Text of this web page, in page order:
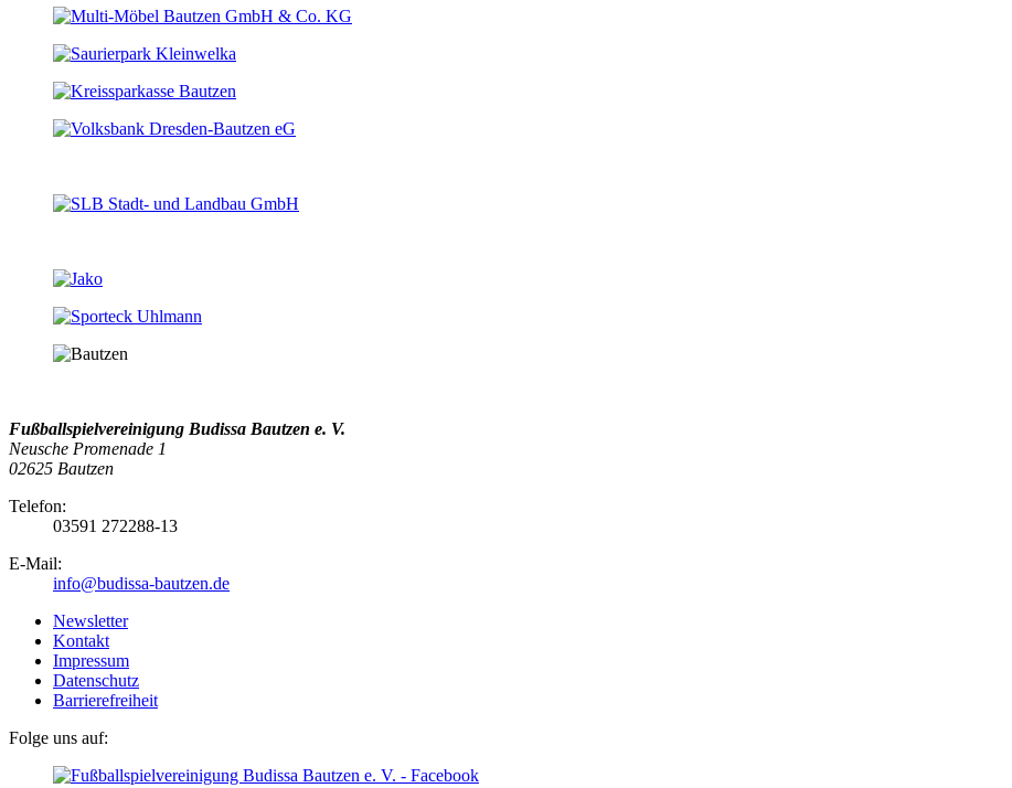
Fußballspielvereinigung Budissa Bautzen e. V.
Neusche Promenade 1
02625 Bautzen
Telefon:
03591 272288-13
E-Mail:
info@budissa-bautzen.de
Newsletter
Kontakt
Impressum
Datenschutz
Barrierefreiheit
Folge uns auf: